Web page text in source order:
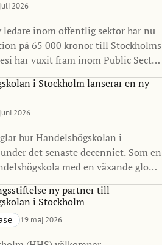
2026
inom offentlig sektor har nu
på 65 000 kronor till Stockholms
har vuxit fram inom Public Sector
i Stockholm
och visar hur ledarskap, reflektion
långt utanför klassrummet.
i Stockholm lanserar en ny
2026
hur Handelshögskolan i
det senaste decenniet. Som en
med en växande global
digital närvaro som bättre
och vart vi är på väg.
ny partner till
i Stockholm
19 maj 2026